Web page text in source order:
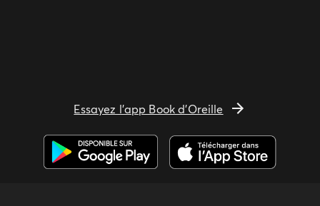
Essayez l'app Book d'Oreille